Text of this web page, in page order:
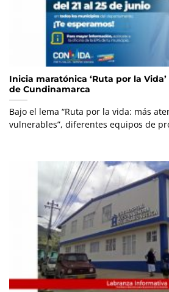
Inicia maratónica ‘Ruta por la
de Cundinamarca
Bajo el lema “Ruta por la vida: más
vulnerables”, diferentes equipos de